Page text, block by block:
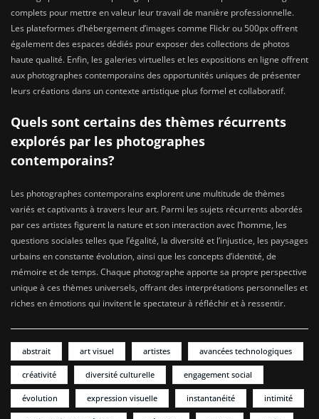
complets pour mettre en valeur leur travail de manière professionnelle.
Les plateformes d’hébergement d’images comme Flickr ou 500px offrent
également des espaces dédiés pour exposer des collections de photos
haute qualité. Enfin, les galeries virtuelles et les expositions en ligne offrent
aux photographes contemporains des opportunités uniques de présenter
leurs créations dans un contexte artistique plus formel et collaboratif.
Quels sont certains des thèmes récurrents
explorés par les photographes
contemporains?
Les photographes contemporains explorent une multitude de thèmes
variés et captivants à travers leur art. Parmi les sujets récurrents abordés
par ces artistes figurent la nature et son interaction avec l’homme, les
questions sociales telles que l’égalité, la diversité et l’injustice, les paysages
urbains en constante évolution, ainsi que les concepts d’identité, de
mémoire et de temps. Chaque photographe apporte sa propre perspective
unique à ces thèmes universels, offrant des interprétations personnelles et
riches en émotions qui invitent le spectateur à réfléchir et à ressentir.
abstrait art visuel artistes avancées technologiques
créativité diversité culturelle engagement social
évolution expression visuelle instantanéité intimité